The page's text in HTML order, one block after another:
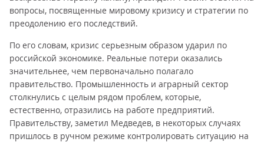
вопросы, посвященные мировому кризису и стратегии по
преодолению его последствий.
По его словам, кризис серьезным образом ударил по
российской экономике. Реальные потери оказались
значительнее, чем первоначально полагало
правительство. Промышленность и аграрный сектор
столкнулись с целым рядом проблем, которые,
естественно, отразились на работе предприятий.
Правительству, заметил Медведев, в некоторых случаях
пришлось в ручном режиме контролировать ситуацию на